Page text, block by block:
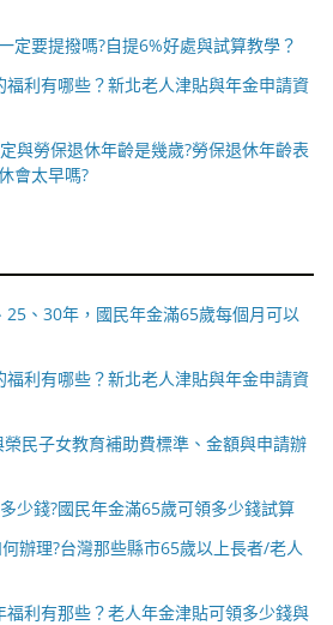
定要提撥嗎?自提6%好處與試算教學？
利有哪些？新北老人津貼與年金申請資
與勞保退休年齡是幾歲?勞保退休年齡表
會太早嗎?
、30年，國民年金滿65歲每個月可以
利有哪些？新北老人津貼與年金申請資
民子女教育補助費標準、金額與申請辦
少錢?國民年金滿65歲可領多少錢試算
辦理?台灣那些縣市65歲以上長者/老人
利有那些？老人年金津貼可領多少錢與